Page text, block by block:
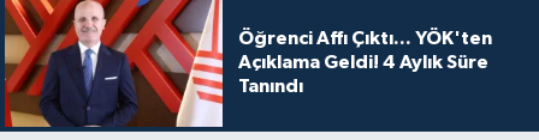
Öğrenci Affı Çıktı... YÖK'ten
Açıklama Geldi! 4 Aylık Süre
Tanındı